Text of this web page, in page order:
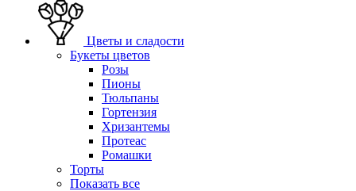
Цветы и сладости
Букеты цветов
Розы
Пионы
Тюльпаны
Гортензия
Хризантемы
Протеас
Ромашки
Торты
Показать все